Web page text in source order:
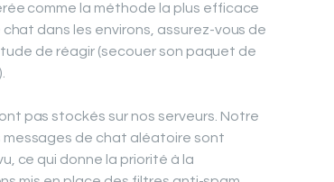
comme la méthode la plus efficace
dans les environs, assurez-vous de
de réagir (secouer son paquet de
pas stockés sur nos serveurs. Notre
de chat aléatoire sont
ce qui donne la priorité à la